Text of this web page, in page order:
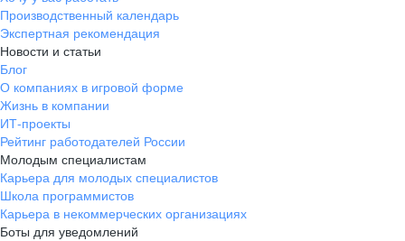
Производственный календарь
Экспертная рекомендация
Новости и статьи
Блог
О компаниях в игровой форме
Жизнь в компании
ИТ-проекты
Рейтинг работодателей России
Молодым специалистам
Карьера для молодых специалистов
Школа программистов
Карьера в некоммерческих организациях
Боты для уведомлений